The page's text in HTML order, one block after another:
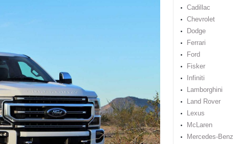
Cadillac
Chevrolet
Dodge
Ferrari
Ford
Fisker
Infiniti
Lamborghini
Land Rover
Lexus
McLaren
Mercedes-Benz